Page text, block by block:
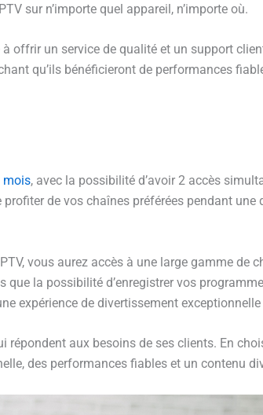
sur n’importe quel appareil, n’importe où.
à offrir un service de qualité et un support
qu’ils bénéficieront de performances
mois, avec la possibilité d’avoir 2 accès
de vos chaînes préférées pendant une
vous aurez accès à une large gamme de
la possibilité d’enregistrer vos
expérience de divertissement
aux besoins de ses clients. En
des performances fiables et un contenu